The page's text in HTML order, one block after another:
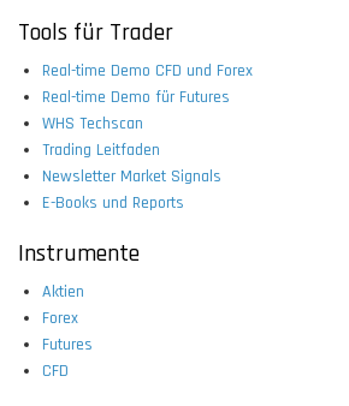
Tools für Trader
Real-time Demo CFD und Forex
Real-time Demo für Futures
WHS Techscan
Trading Leitfaden
Newsletter Market Signals
E-Books und Reports
Instrumente
Aktien
Forex
Futures
CFD